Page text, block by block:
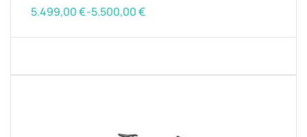
5.499,00€-5.500,00€